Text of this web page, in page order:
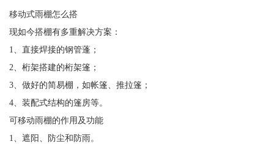
移动式雨棚怎么搭
现如今搭棚有多重解决方案：
1、直接焊接的钢管蓬；
2、桁架搭建的桁架篷；
3、做好的简易棚，如帐篷、推拉篷；
4、装配式结构的篷房等。
可移动雨棚的作用及功能
1、遮阳、防尘和防雨。